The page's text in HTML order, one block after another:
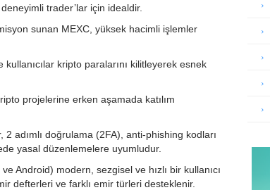
trader’lar için idealdir.
sunan MEXC, yüksek hacimli işlemler
kripto paralarını kilitleyerek esnek
projelerine erken aşamada katılım
2 adımlı doğrulama (2FA), anti-phishing kodları
yasal düzenlemelere uyumludur.
Android) modern, sezgisel ve hızlı bir kullanıcı
defterleri ve farklı emir türleri desteklenir.